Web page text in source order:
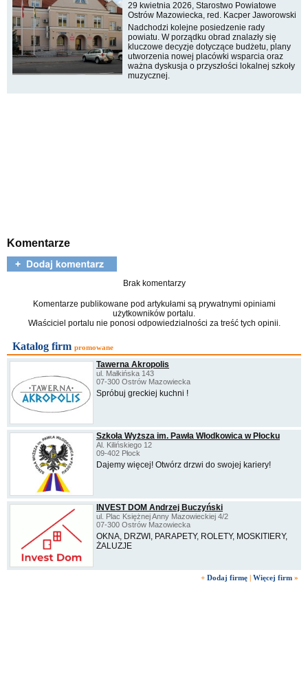
29 kwietnia 2026, Starostwo Powiatowe
Ostrów Mazowiecka, red. Kacper Jaworowski
Nadchodzi kolejne posiedzenie rady
powiatu. W porządku obrad znalazły się
kluczowe decyzje dotyczące budżetu, plany
utworzenia nowej placówki wsparcia oraz
ważna dyskusja o przyszłości lokalnej szkoły
muzycznej.
Komentarze
Brak komentarzy
Komentarze publikowane pod artykułami są prywatnymi opiniami
użytkowników portalu.
Właściciel portalu nie ponosi odpowiedzialności za treść tych opinii.
Katalog firm promowane
Tawerna Akropolis
ul. Małkińska 143
07-300 Ostrów Mazowiecka
Spróbuj greckiej kuchni !
Szkoła Wyższa im. Pawła Włodkowica w Płocku
Al. Kilińskiego 12
09-402 Płock
Dajemy więcej! Otwórz drzwi do swojej kariery!
INVEST DOM Andrzej Buczyński
ul. Plac Księżnej Anny Mazowieckiej 4/2
07-300 Ostrów Mazowiecka
OKNA, DRZWI, PARAPETY, ROLETY, MOSKITIERY,
ŻALUZJE
+ Dodaj firmę | Więcej firm »